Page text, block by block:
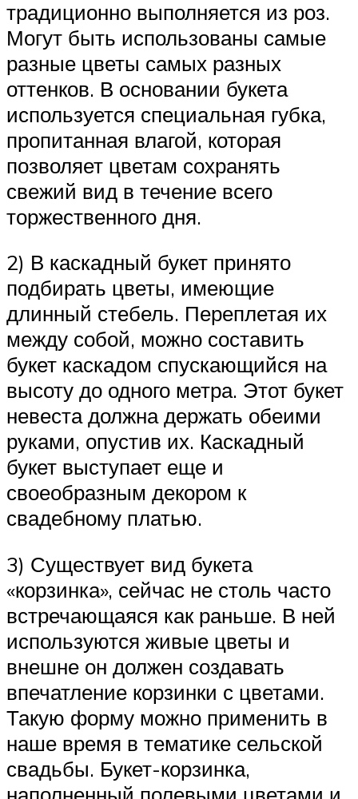
традиционно выполняется из роз.
Могут быть использованы самые
разные цветы самых разных
оттенков. В основании букета
используется специальная губка,
пропитанная влагой, которая
позволяет цветам сохранять
свежий вид в течение всего
торжественного дня.
2) В каскадный букет принято
подбирать цветы, имеющие
длинный стебель. Переплетая их
между собой, можно составить
букет каскадом спускающийся на
высоту до одного метра. Этот букет
невеста должна держать обеими
руками, опустив их. Каскадный
букет выступает еще и
своеобразным декором к
свадебному платью.
3) Существует вид букета
«корзинка», сейчас не столь часто
встречающаяся как раньше. В ней
используются живые цветы и
внешне он должен создавать
впечатление корзинки с цветами.
Такую форму можно применить в
наше время в тематике сельской
свадьбы. Букет-корзинка,